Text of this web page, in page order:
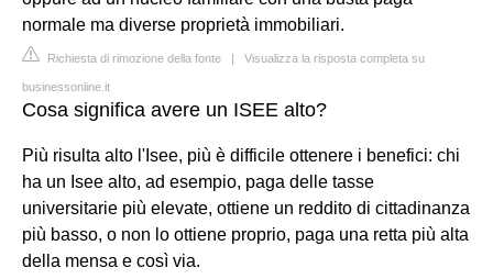
normale ma diverse proprietà immobiliari.
Richiesta di rimozione della fonte | Visualizza la risposta completa su
businessonline.it
Cosa significa avere un ISEE alto?
Più risulta alto l'Isee, più è difficile ottenere i benefici: chi
ha un Isee alto, ad esempio, paga delle tasse
universitarie più elevate, ottiene un reddito di cittadinanza
più basso, o non lo ottiene proprio, paga una retta più alta
della mensa e così via.